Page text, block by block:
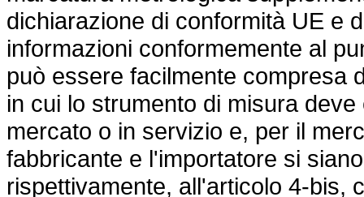
dichiarazione di conformità UE e
informazioni conformemente al
può essere facilmente compresa
in cui lo strumento di misura
mercato o in servizio e, per il
fabbricante e l'importatore si
rispettivamente, all'articolo 4-bis,